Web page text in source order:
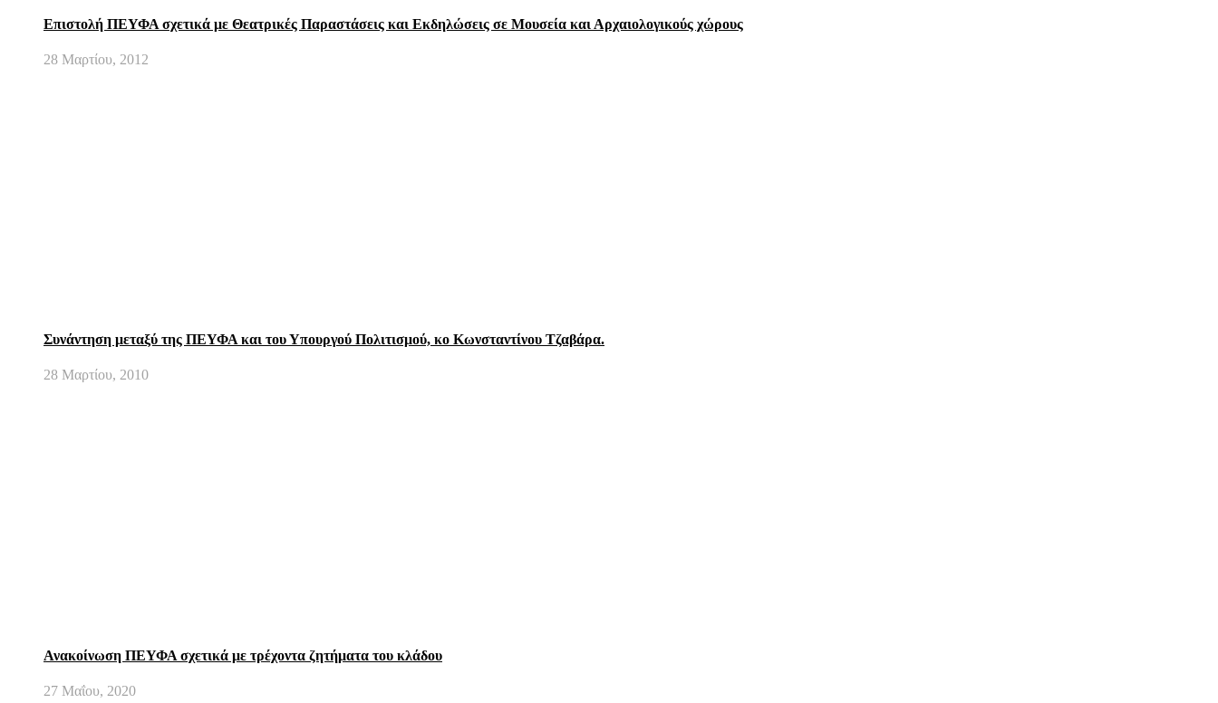
Επιστολή ΠΕΥΦΑ σχετικά με Θεατρικές Παραστάσεις και Εκδηλώσεις σε Μουσεία και Αρχαιολογικούς χώρους
28 Μαρτίου, 2012
Συνάντηση μεταξύ της ΠΕΥΦΑ και του Υπουργού Πολιτισμού, κο Κωνσταντίνου Τζαβάρα.
28 Μαρτίου, 2010
Ανακοίνωση ΠΕΥΦΑ σχετικά με τρέχοντα ζητήματα του κλάδου
27 Μαΐου, 2020